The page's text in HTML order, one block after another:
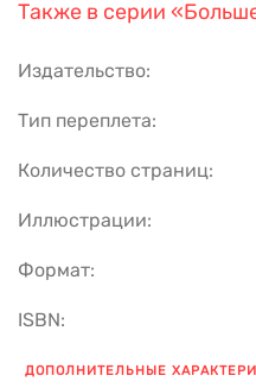
Также в серии
Издательство:
Тип переплета:
Количество страниц:
Иллюстрации:
Формат:
ISBN:
ДОПОЛНИТЕЛЬНЫЕ